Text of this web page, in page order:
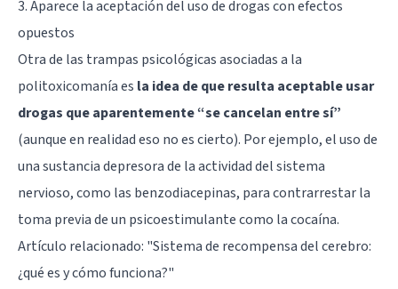
3. Aparece la aceptación del uso de drogas con efectos
opuestos
Otra de las trampas psicológicas asociadas a la
politoxicomanía es la idea de que resulta aceptable usar
drogas que aparentemente “se cancelan entre sí”
(aunque en realidad eso no es cierto). Por ejemplo, el uso de
una sustancia depresora de la actividad del sistema
nervioso, como las benzodiacepinas, para contrarrestar la
toma previa de un psicoestimulante como la cocaína.
Artículo relacionado: "Sistema de recompensa del cerebro:
¿qué es y cómo funciona?"